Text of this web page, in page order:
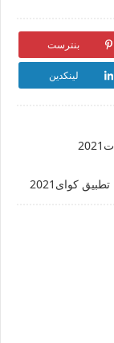
بنترست
لينكدين
كواى2021